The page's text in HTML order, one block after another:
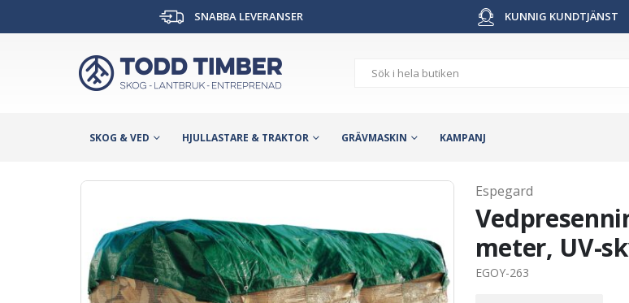
SNABBA LEVERANSER KUNNIG KUNDTJÄNST
SKOG & VED HJULLASTARE & TRAKTOR GRÄVMASKIN KAMPANJ
Espegard
meter, UV-
EGOY-263